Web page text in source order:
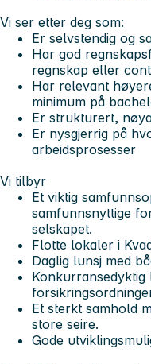
Vi ser etter deg som:
Er selvstendig og
Har god
regnskap eller
Har relevant
minimum på
Er strukturert,
Er nysgjerrig på
arbeidsprosesser
Vi tilbyr
Et viktig
samfunnsnyttige
selskapet.
Flotte lokaler i
Daglig lunsj med
Et sterkt samhold
store seire.
Gode